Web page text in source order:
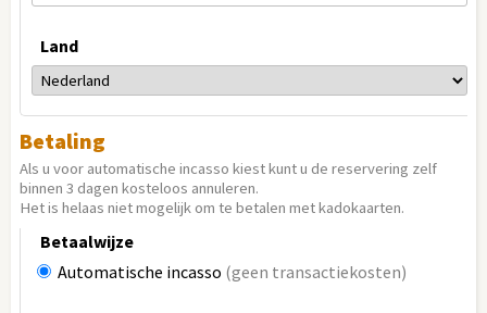
Land
Betaling
Als u voor automatische incasso kiest kunt u de reservering zelf
binnen 3 dagen kosteloos annuleren.
Het is helaas niet mogelijk om te betalen met kadokaarten.
Betaalwijze
Automatische incasso (geen transactiekosten)